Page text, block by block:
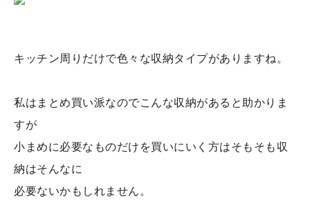
キッチン周りだけで色々な収納タイプがありますね。
私はまとめ買い派なのでこんな収納があると助かりま
すが
小まめに必要なものだけを買いにいく方はそもそも収
納はそんなに
必要ないかもしれません。